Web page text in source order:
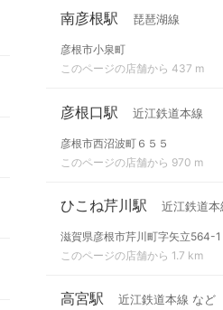
南彦根駅 琵琶湖線
彦根市小泉町
このページの店舗から 437 m
彦根口駅 近江鉄道本線
彦根市西沼波町６５５
このページの店舗から 970 m
ひこね芹川駅 近江鉄道本
滋賀県彦根市芹川町字矢立564-1
このページの店舗から 1.7 km
高宮駅 近江鉄道本線 など